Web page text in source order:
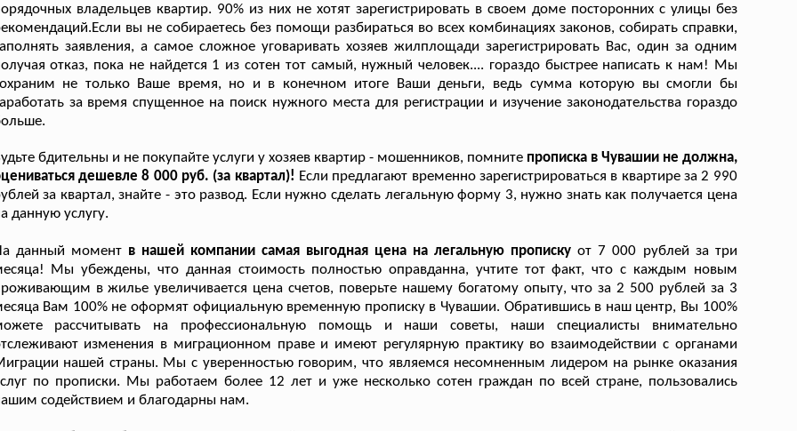
владельцев квартир. 90% из них не хотят зарегистрировать в своем доме посторонних с улицы без
вы не собираетесь без помощи разбираться во всех комбинациях законов, собирать справки,
заявления, а самое сложное уговаривать хозяев жилплощади зарегистрировать Вас, один за одним
отказ, пока не найдется 1 из сотен тот самый, нужный человек.... гораздо быстрее написать к нам! Мы
не только Ваше время, но и в конечном итоге Ваши деньги, ведь сумма которую вы смогли бы
за время спущенное на поиск нужного места для регистрации и изучение законодательства гораздо
бдительны и не покупайте услуги у хозяев квартир - мошенников, помните прописка в Чувашии не должна,
дешевле 8 000 руб. (за квартал)! Если предлагают временно зарегистрироваться в квартире за 2 990
за квартал, знайте - это развод. Если нужно сделать легальную форму 3, нужно знать как получается цена
данную услугу.
данный моментв нашей компании самая выгодная цена на легальную пропискуот 7 000 рублей за три
Мы убеждены, что данная стоимость полностью оправданна, учтите тот факт, что с каждым новым
в жилье увеличивается цена счетов, поверьте нашему богатому опыту, что за 2 500 рублей за 3
Вам 100% не оформят официальную временную прописку в Чувашии. Обратившись в наш центр, Вы 100%
рассчитывать на профессиональную помощь и наши советы, наши специалисты внимательно
изменения в миграционном праве и имеют регулярную практику во взаимодействии с органами
нашей страны. Мы с уверенностью говорим, что являемся несомненным лидером на рынке оказания
по прописки. Мы работаем более 12 лет и уже несколько сотен граждан по всей стране, пользовались
содействием и благодарны нам.